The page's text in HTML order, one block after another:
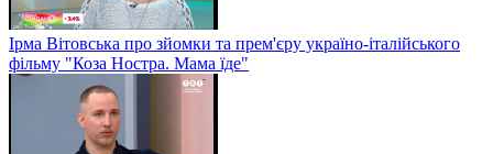
Ірма Вітовська про зйомки та прем'єру україно-італійського
фільму "Коза Ностра. Мама їде"